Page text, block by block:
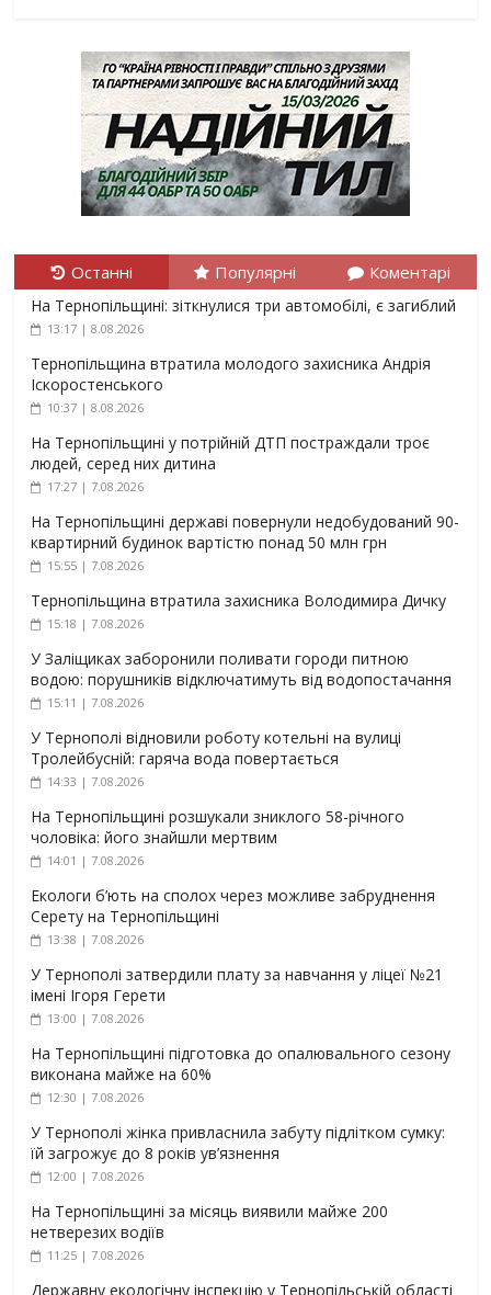
Останні Популярні Коментарі
На Тернопільщині: зіткнулися три автомобілі, є загиблий
13:17 | 8.08.2026
Тернопільщина втратила молодого захисника Андрія
Іскоростенського
10:37 | 8.08.2026
На Тернопільщині у потрійній ДТП постраждали троє
людей, серед них дитина
17:27 | 7.08.2026
На Тернопільщині державі повернули недобудований 90-
квартирний будинок вартістю понад 50 млн грн
15:55 | 7.08.2026
Тернопільщина втратила захисника Володимира Дичку
15:18 | 7.08.2026
У Заліщиках заборонили поливати городи питною
водою: порушників відключатимуть від водопостачання
15:11 | 7.08.2026
У Тернополі відновили роботу котельні на вулиці
Тролейбусній: гаряча вода повертається
14:33 | 7.08.2026
На Тернопільщині розшукали зниклого 58-річного
чоловіка: його знайшли мертвим
14:01 | 7.08.2026
Екологи б’ють на сполох через можливе забруднення
Серету на Тернопільщині
13:38 | 7.08.2026
У Тернополі затвердили плату за навчання у ліцеї №21
імені Ігоря Герети
13:00 | 7.08.2026
На Тернопільщині підготовка до опалювального сезону
виконана майже на 60%
12:30 | 7.08.2026
У Тернополі жінка привласнила забуту підлітком сумку:
їй загрожує до 8 років ув’язнення
12:00 | 7.08.2026
На Тернопільщині за місяць виявили майже 200
нетверезих водіїв
11:25 | 7.08.2026
Державну екологічну інспекцію у Тернопільській області